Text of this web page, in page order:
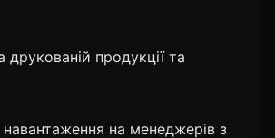
друкованій продукції та
на менеджерів з